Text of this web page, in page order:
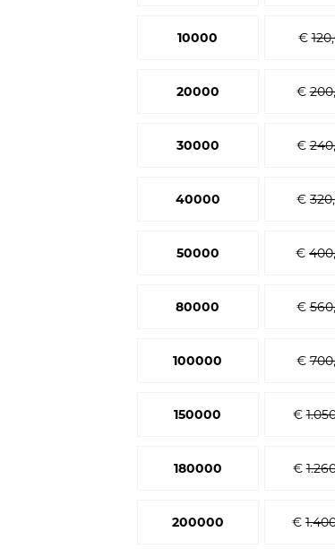
10000 €
20000 €
30000 €
40000 €
50000 €
80000 €
100000 €
150000 €
180000 €
200000 €